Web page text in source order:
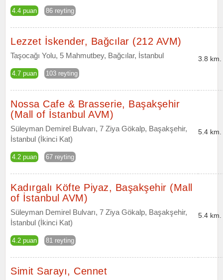
4.4 puan 86 reyting
Lezzet İskender, Bağcılar (212 AVM)
Taşocağı Yolu, 5 Mahmutbey, Bağcılar, İstanbul
4.7 puan 103 reyting
3.8 km.
Nossa Cafe & Brasserie, Başakşehir
(Mall of İstanbul AVM)
Süleyman Demirel Bulvarı, 7 Ziya Gökalp, Başakşehir,
İstanbul (İkinci Kat)
4.2 puan 67 reyting
5.4 km.
Kadırgalı Köfte Piyaz, Başakşehir (Mall
of İstanbul AVM)
Süleyman Demirel Bulvarı, 7 Ziya Gökalp, Başakşehir,
İstanbul (İkinci Kat)
4.2 puan 81 reyting
5.4 km.
Simit Sarayı, Cennet